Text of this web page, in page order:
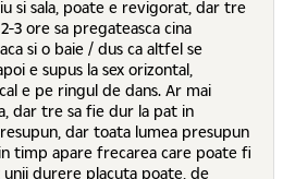
si sala, poate e revigorat, dar tre
3 ore sa pregateasca cina
si o baie / dus ca altfel se
e supus la sex orizontal,
e pe ringul de dans. Ar mai
dar tre sa fie dur la pat in
dar toata lumea presupun
timp apare frecarea care poate fi
durere placuta poate, de